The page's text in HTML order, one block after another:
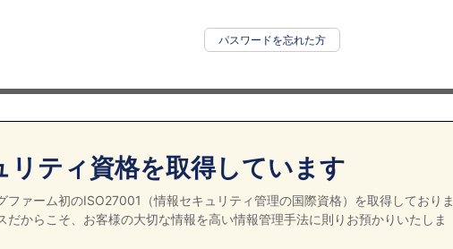
パスワードを忘れた方
リティ資格を取得しています
ファーム初のISO27001（情報セキュリティ管理の国際資格）を取得しておりま
だからこそ、お客様の大切な情報を高い情報管理手法に則りお預かりいたしま